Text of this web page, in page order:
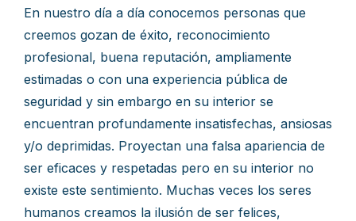
En nuestro día a día conocemos personas que
creemos gozan de éxito, reconocimiento
profesional, buena reputación, ampliamente
estimadas o con una experiencia pública de
seguridad y sin embargo en su interior se
encuentran profundamente insatisfechas, ansiosas
y/o deprimidas. Proyectan una falsa apariencia de
ser eficaces y respetadas pero en su interior no
existe este sentimiento. Muchas veces los seres
humanos creamos la ilusión de ser felices,